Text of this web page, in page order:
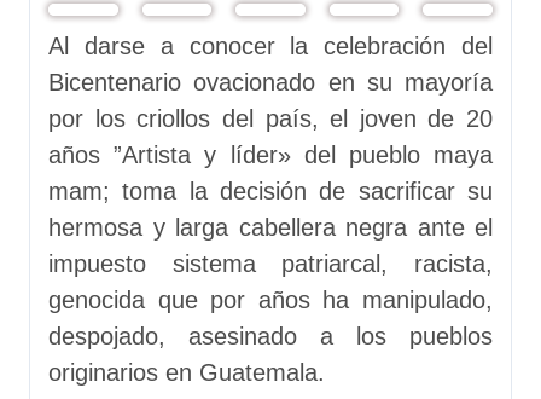
Al darse a conocer la celebración del
Bicentenario ovacionado en su mayoría
por los criollos del país, el joven de 20
años ”Artista y líder» del pueblo maya
mam; toma la decisión de sacrificar su
hermosa y larga cabellera negra ante el
impuesto sistema patriarcal, racista,
genocida que por años ha manipulado,
despojado, asesinado a los pueblos
originarios en Guatemala.